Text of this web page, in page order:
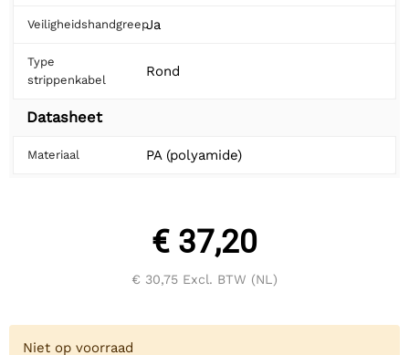
VeiligheidshandgreepJa
Type
strippenkabel
Rond
Datasheet
Materiaal PA (polyamide)
€ 37,20
€ 30,75 Excl. BTW (NL)
Niet op voorraad